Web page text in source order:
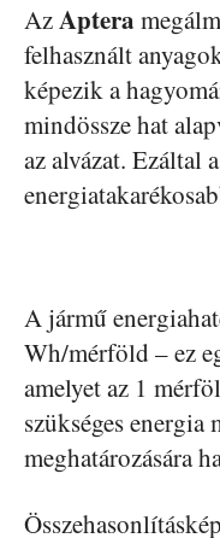
AzAptera
felhasznált
képezik a
mindössze hat
az alvázat. Ezáltal
A jármű
Wh/mérföld – ez
amelyet az 1
szükséges energia
meghatározására